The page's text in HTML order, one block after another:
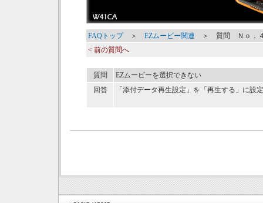
FAQトップ＞ EZムービー関連 ＞ 質問 Ｎｏ．
< 前の質問へ
質問
EZムービーを選択できない
回答
「添付データ再生設定」を「再生する」に設